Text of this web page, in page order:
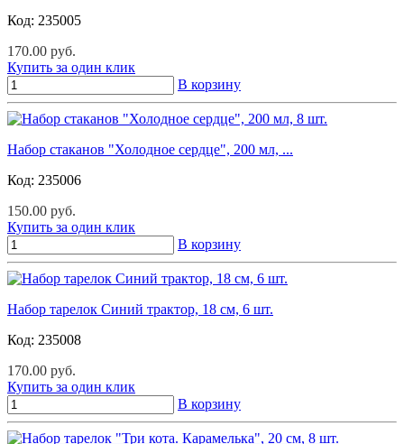
Код: 235005
170.00 руб.
Купить за один клик
В корзину
Набор стаканов "Холодное сердце", 200 мл, ...
Код: 235006
150.00 руб.
Купить за один клик
В корзину
Набор тарелок Синий трактор, 18 см, 6 шт.
Код: 235008
170.00 руб.
Купить за один клик
В корзину